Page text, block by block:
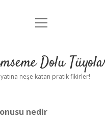
Anasayfa
Yasal Uyarı
menüyü
Dolu
neşe katan pratik fikirler!
nedir